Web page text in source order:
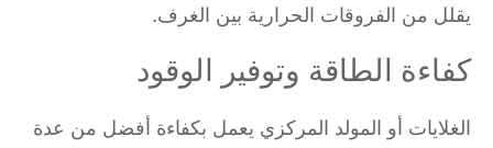
يقلل من الفروقات الحرارية بين الغرف.
كفاءة الطاقة وتوفير الوقود
الغلايات أو المولد المركزي يعمل بكفاءة أفضل من عدة